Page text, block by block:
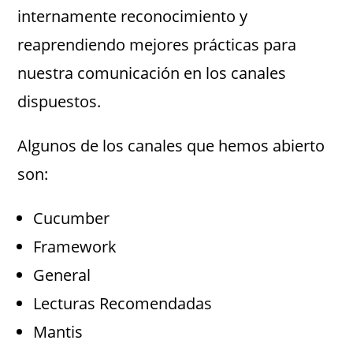
internamente reconocimiento y
reaprendiendo mejores prácticas para
nuestra comunicación en los canales
dispuestos.
Algunos de los canales que hemos abierto
son:
Cucumber
Framework
General
Lecturas Recomendadas
Mantis